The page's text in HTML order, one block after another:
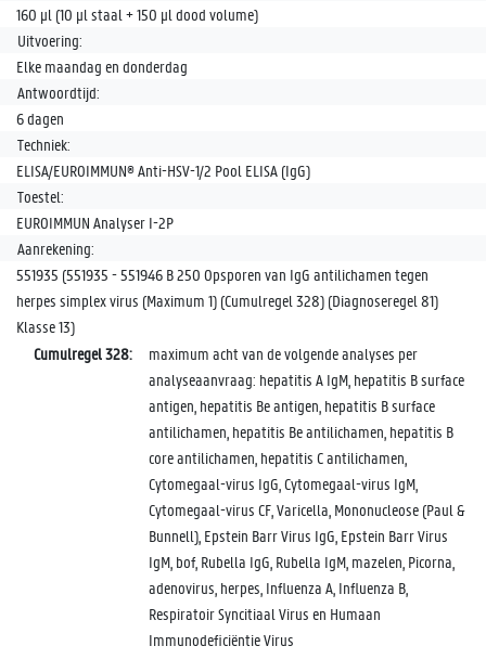
160 µl (10 µl staal + 150 µl dood volume)
Uitvoering:
Elke maandag en donderdag
Antwoordtijd:
6 dagen
Techniek:
ELISA/EUROIMMUN® Anti-HSV-1/2 Pool ELISA (IgG)
Toestel:
EUROIMMUN Analyser I-2P
Aanrekening:
551935 (551935 - 551946 B 250 Opsporen van IgG antilichamen tegen
herpes simplex virus (Maximum 1) (Cumulregel 328) (Diagnoseregel 81)
Klasse 13)
Cumulregel 328:
maximum acht van de volgende analyses per
analyseaanvraag: hepatitis A IgM, hepatitis B surface
antigen, hepatitis Be antigen, hepatitis B surface
antilichamen, hepatitis Be antilichamen, hepatitis B
core antilichamen, hepatitis C antilichamen,
Cytomegaal-virus IgG, Cytomegaal-virus IgM,
Cytomegaal-virus CF, Varicella, Mononucleose (Paul &
Bunnell), Epstein Barr Virus IgG, Epstein Barr Virus
IgM, bof, Rubella IgG, Rubella IgM, mazelen, Picorna,
adenovirus, herpes, Influenza A, Influenza B,
Respiratoir Syncitiaal Virus en Humaan
Immunodeficiëntie Virus